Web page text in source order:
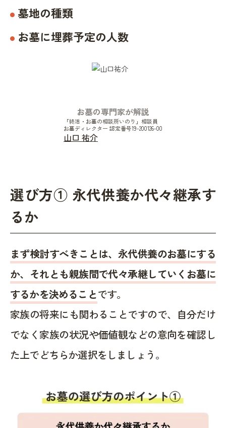
墓地の種類
お墓に埋葬予定の人数
お墓の専門家が解説
「終活・お墓の相談所いのり」相談員
お墓ディレクター 認定番号19-200126-00
山口 祐介
選び方① 永代供養か代々継承す
るか
まず検討すべきことは、永代供養のお墓にする
か、それとも親族間で代々承継していくお墓に
するかを決めることです。
家族の将来にも関わることですので、自分だけ
でなく家族の状況や価値観などの意向を確認し
た上でどちらか選択をしましょう。